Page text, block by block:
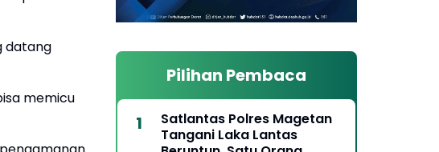
datang
memicu
Pilihan Pembaca
Satlantas Polres Magetan
Tangani Laka Lantas